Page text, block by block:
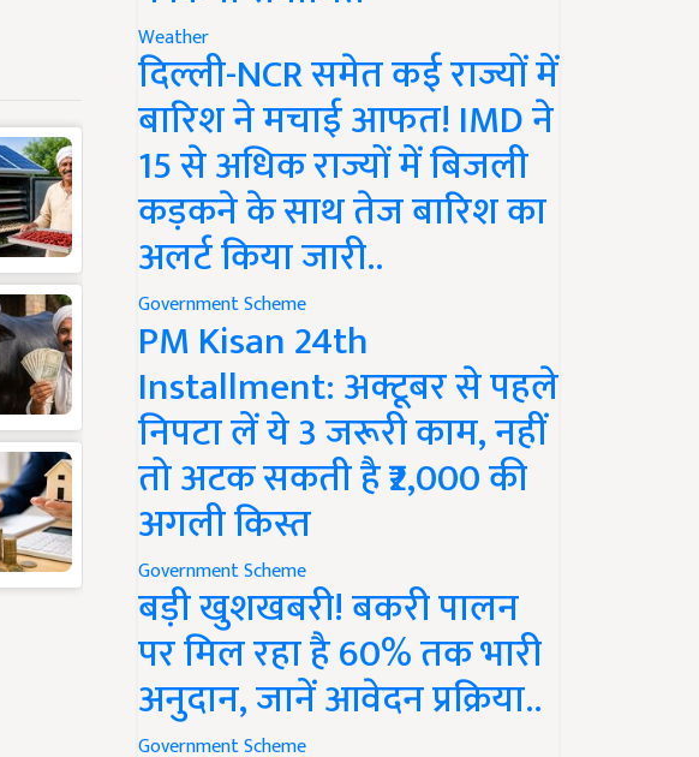
Weather
दिल्ली-NCR समेत कई राज्यों में
बारिश ने मचाई आफत! IMD ने
15 से अधिक राज्यों में बिजली
कड़कने के साथ तेज बारिश का
अलर्ट किया जारी..
Government Scheme
PM Kisan 24th
Installment: अक्टूबर से पहले
निपटा लें ये 3 जरूरी काम, नहीं
तो अटक सकती है ₹2,000 की
अगली किस्त
Government Scheme
बड़ी खुशखबरी! बकरी पालन
पर मिल रहा है 60% तक भारी
अनुदान, जानें आवेदन प्रक्रिया..
Government Scheme